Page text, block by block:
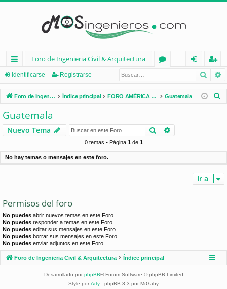
nl
ac
es
rá
pi
d
Foro de Ingenieria Civil & Arquitectura
os
nt
ifi
e
eg
ist
ra
Identificarse Registrarse
Foro de Ingenieria Civil & Arquitectura Índice principal FORO AMÉRICA LATINA Guatemala
r
Guatemala
Nuevo Tema Buscar
0 temas • Página 1de 1
No hay temas o mensajes en este foro.
Ir a
Permisos del foro
No puedes abrir nuevos temas en este Foro
No puedes responder a temas en este Foro
No puedes editar sus mensajes en este Foro
No puedes borrar sus mensajes en este Foro
No puedes enviar adjuntos en este Foro
Foro de Ingenieria Civil & Arquitectura Índice principal
Desarrollado por phpBB® Forum Software © phpBB Limited
Style por Arty - phpBB 3.3 por MrGaby